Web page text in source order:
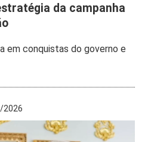
da campanha
em conquistas do governo e
2026